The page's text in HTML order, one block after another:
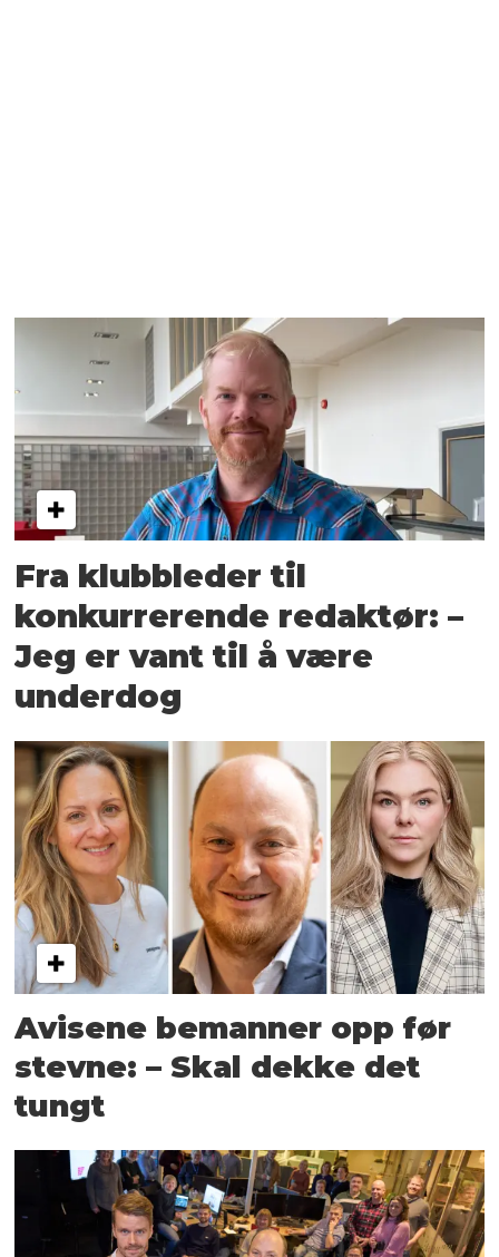
Fra klubbleder til
konkurrerende redaktør: –
Jeg er vant til å være
underdog
Avisene bemanner opp før
stevne: – Skal dekke det
tungt